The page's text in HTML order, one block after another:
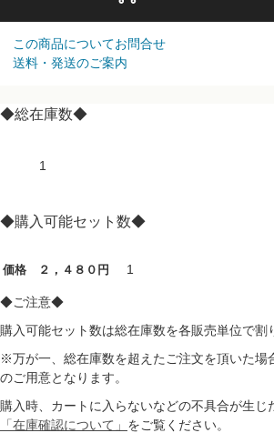
この商品についてお問合せ
送料・発送のご案内
◆総在庫数◆
1
◆購入可能セット数◆
価格 ２，４８０円 1
◆ご注意◆
購入可能セット数は総在庫数を各販売単位で割
※万が一、総在庫数を超えたご注文を頂いた場
のご用意となります。
購入時、カートに入らないなどの不具合が生じ
「在庫確認について」 をご覧ください。